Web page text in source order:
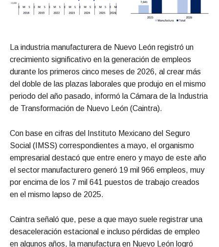
La industria manufacturera de Nuevo León registró un
crecimiento significativo en la generación de empleos
durante los primeros cinco meses de 2026, al crear más
del doble de las plazas laborales que produjo en el mismo
periodo del año pasado, informó la Cámara de la Industria
de Transformación de Nuevo León (Caintra).
Con base en cifras del Instituto Mexicano del Seguro
Social (IMSS) correspondientes a mayo, el organismo
empresarial destacó que entre enero y mayo de este año
el sector manufacturero generó 19 mil 966 empleos, muy
por encima de los 7 mil 641 puestos de trabajo creados
en el mismo lapso de 2025.
Caintra señaló que, pese a que mayo suele registrar una
desaceleración estacional e incluso pérdidas de empleo
en algunos años, la manufactura en Nuevo León logró